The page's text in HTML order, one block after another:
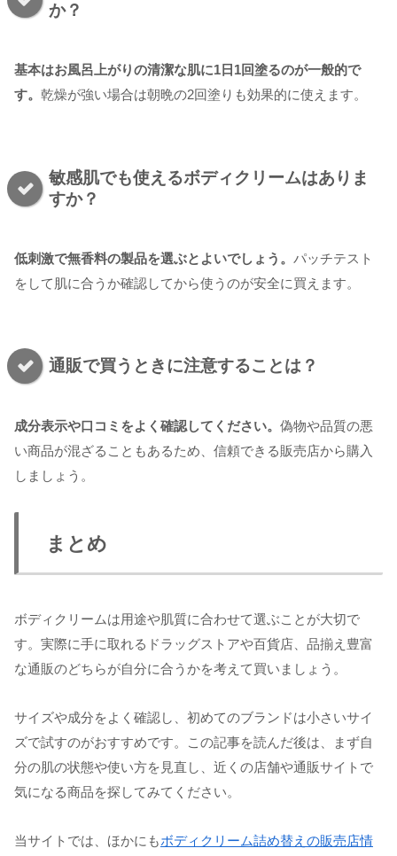
か？
基本はお風呂上がりの清潔な肌に1日1回塗るのが一般的で
す。 乾燥が強い場合は朝晩の2回塗りも効果的に使えます。
敏感肌でも使えるボディクリームはありま
すか？
低刺激で無香料の製品を選ぶとよいでしょう。 パッチテスト
をして肌に合うか確認してから使うのが安全に買えます。
通販で買うときに注意することは？
成分表示や口コミをよく確認してください。 偽物や品質の悪
い商品が混ざることもあるため、信頼できる販売店から購入
しましょう。
まとめ
ボディクリームは用途や肌質に合わせて選ぶことが大切で
す。実際に手に取れるドラッグストアや百貨店、品揃え豊富
な通販のどちらが自分に合うかを考えて買いましょう。
サイズや成分をよく確認し、初めてのブランドは小さいサイ
ズで試すのがおすすめです。この記事を読んだ後は、まず自
分の肌の状態や使い方を見直し、近くの店舗や通販サイトで
気になる商品を探してみてください。
当サイトでは、ほかにもボディクリーム詰め替えの販売店情